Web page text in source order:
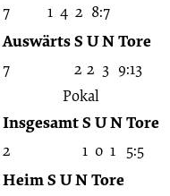
7 1 4 2 8:7
AuswärtsS UNTore
7 2 2 3 9:13
Pokal
InsgesamtS UNTore
2 1 0 1 5:5
HeimS UNTore